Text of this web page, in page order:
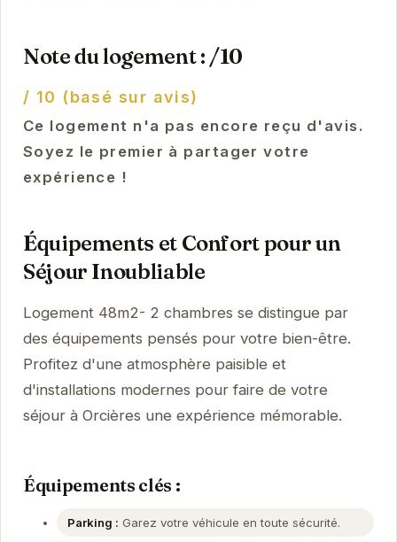
Note du logement : /10
/ 10 (basé sur avis)
Ce logement n'a pas encore reçu d'avis.
Soyez le premier à partager votre
expérience !
Équipements et Confort pour un
Séjour Inoubliable
Logement 48m2- 2 chambres se distingue par
des équipements pensés pour votre bien-être.
Profitez d'une atmosphère paisible et
d'installations modernes pour faire de votre
séjour à Orcières une expérience mémorable.
Équipements clés :
Parking : Garez votre véhicule en toute sécurité.